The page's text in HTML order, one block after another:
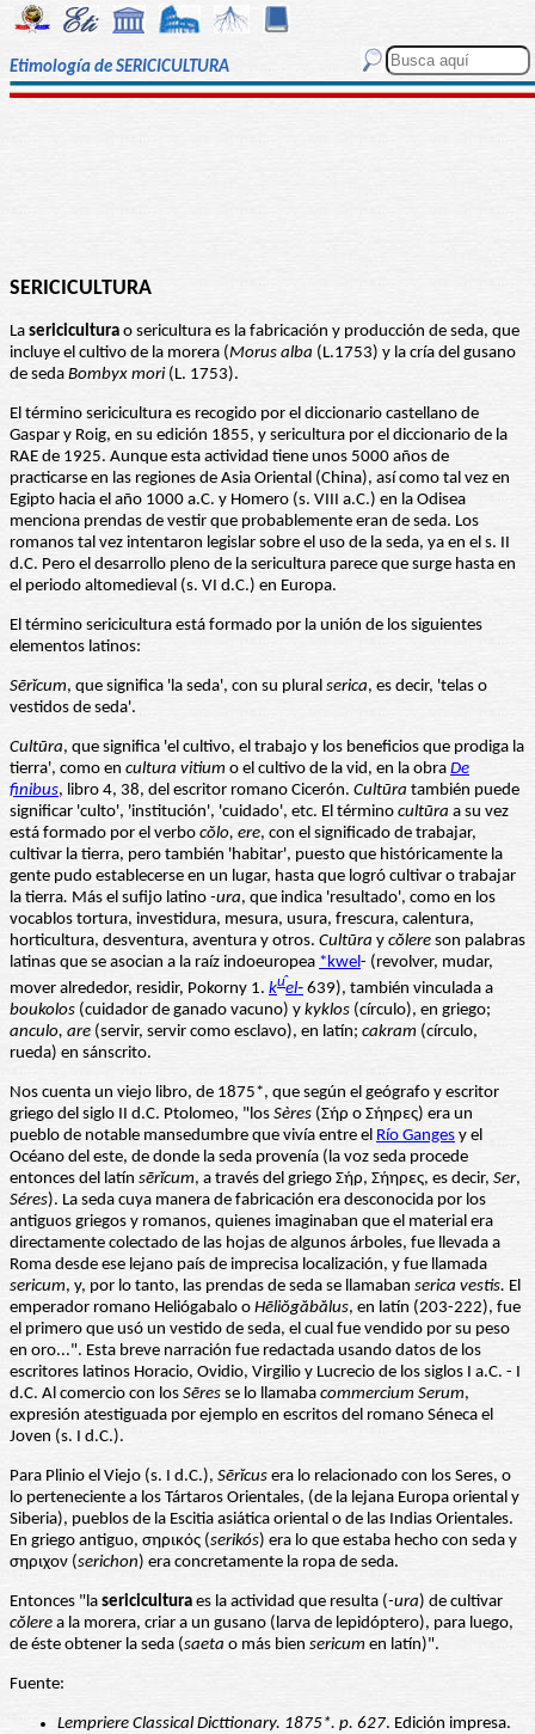
Etimología de SERICICULTURA
SERICICULTURA
La sericicultura o sericultura es la fabricación y producción de seda, que
incluye el cultivo de la morera (Morus alba (L.1753) y la cría del gusano
de seda Bombyx mori (L. 1753).
El término sericicultura es recogido por el diccionario castellano de
Gaspar y Roig, en su edición 1855, y sericultura por el diccionario de la
RAE de 1925. Aunque esta actividad tiene unos 5000 años de
practicarse en las regiones de Asia Oriental (China), así como tal vez en
Egipto hacia el año 1000 a.C. y Homero (s. VIII a.C.) en la Odisea
menciona prendas de vestir que probablemente eran de seda. Los
romanos tal vez intentaron legislar sobre el uso de la seda, ya en el s. II
d.C. Pero el desarrollo pleno de la sericultura parece que surge hasta en
el periodo altomedieval (s. VI d.C.) en Europa.
El término sericicultura está formado por la unión de los siguientes
elementos latinos:
Sērĭcum, que significa 'la seda', con su plural serica, es decir, 'telas o
vestidos de seda'.
Cultūra, que significa 'el cultivo, el trabajo y los beneficios que prodiga la
tierra', como en cultura vitium o el cultivo de la vid, en la obra De
finibus, libro 4, 38, del escritor romano Cicerón. Cultūra también puede
significar 'culto', 'institución', 'cuidado', etc. El término cultūra a su vez
está formado por el verbo cŏlo, ere, con el significado de trabajar,
cultivar la tierra, pero también 'habitar', puesto que históricamente la
gente pudo establecerse en un lugar, hasta que logró cultivar o trabajar
la tierra. Más el sufijo latino -ura, que indica 'resultado', como en los
vocablos tortura, investidura, mesura, usura, frescura, calentura,
horticultura, desventura, aventura y otros. Cultūra y cŏlere son palabras
latinas que se asocian a la raíz indoeuropea *kwel- (revolver, mudar,
mover alrededor, residir, Pokorny 1. ku̯el‑ 639), también vinculada a
boukolos (cuidador de ganado vacuno) y kyklos (círculo), en griego;
anculo, are (servir, servir como esclavo), en latín; cakram (círculo,
rueda) en sánscrito.
Nos cuenta un viejo libro, de 1875*, que según el geógrafo y escritor
griego del siglo II d.C. Ptolomeo, "los Sères (Σήρ o Σήηρες) era un
pueblo de notable mansedumbre que vivía entre el Río Ganges y el
Océano del este, de donde la seda provenía (la voz seda procede
entonces del latín sērĭcum, a través del griego Σήρ, Σήηρες, es decir, Ser,
Séres). La seda cuya manera de fabricación era desconocida por los
antiguos griegos y romanos, quienes imaginaban que el material era
directamente colectado de las hojas de algunos árboles, fue llevada a
Roma desde ese lejano país de imprecisa localización, y fue llamada
sericum, y, por lo tanto, las prendas de seda se llamaban serica vestis. El
emperador romano Heliógabalo o Hēliŏgăbălus, en latín (203-222), fue
el primero que usó un vestido de seda, el cual fue vendido por su peso
en oro...". Esta breve narración fue redactada usando datos de los
escritores latinos Horacio, Ovidio, Virgilio y Lucrecio de los siglos I a.C. - I
d.C. Al comercio con los Sēres se lo llamaba commercium Serum,
expresión atestiguada por ejemplo en escritos del romano Séneca el
Joven (s. I d.C.).
Para Plinio el Viejo (s. I d.C.), Sērĭcus era lo relacionado con los Seres, o
lo perteneciente a los Tártaros Orientales, (de la lejana Europa oriental y
Siberia), pueblos de la Escitia asiática oriental o de las Indias Orientales.
En griego antiguo, σηρικός (serikós) era lo que estaba hecho con seda y
σηριχον (serichon) era concretamente la ropa de seda.
Entonces "la sericicultura es la actividad que resulta (-ura) de cultivar
cŏlere a la morera, criar a un gusano (larva de lepidóptero), para luego,
de éste obtener la seda (saeta o más bien sericum en latín)".
Fuente:
Lempriere Classical Dicttionary. 1875*. p. 627. Edición impresa.